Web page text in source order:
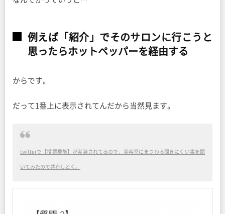
例えば「紹介」でそのサロンに行こうと
思ったらホットペッパーを経由する
からです。
だって1番上に表示されてんだから当然見ます。
twitterで【投票機能】が実装されてるので、美容室にまつわる聞きにくい事を聞
いてみたので共有しとく。